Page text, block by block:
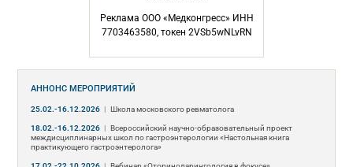
Реклама ООО «Медконгресс» ИНН
7703463580, токен 2VSb5wNLvRN
АННОНС МЕРОПРИЯТИЙ
25.02.-16.12.2026 | Школа московского ревматолога
18.02.-16.12.2026 | Всероссийский научно-образовательный проект
междисциплинарных школ по гастроэнтерологии «Настольная книга
практикующего гастроэнтеролога»